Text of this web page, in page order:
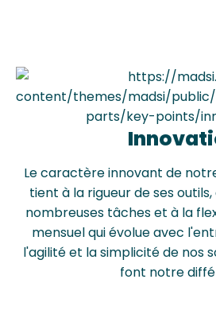
Le caractère innovant de
tient à la rigueur de ses
nombreuses tâches et à la
mensuel qui évolue avec
l'agilité et la simplicité de nos
font notre